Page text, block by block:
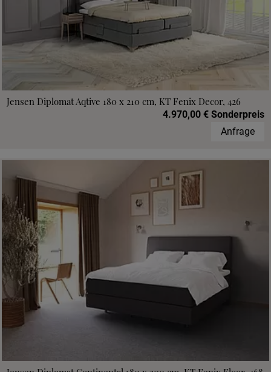
Jensen Diplomat Aqtive 180 x 210 cm, KT Fenix Decor, 426
4.970,00 € Sonderpreis
Anfrage